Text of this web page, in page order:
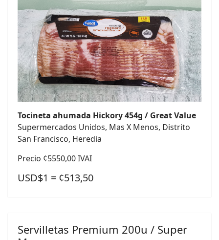
Tocineta ahumada Hickory 454g / Great Value
Supermercados Unidos, Mas X Menos, Distrito
San Francisco, Heredia
Precio ¢5550,00 IVAI
USD$1 = ¢513,50
Servilletas Premium 200u / Super